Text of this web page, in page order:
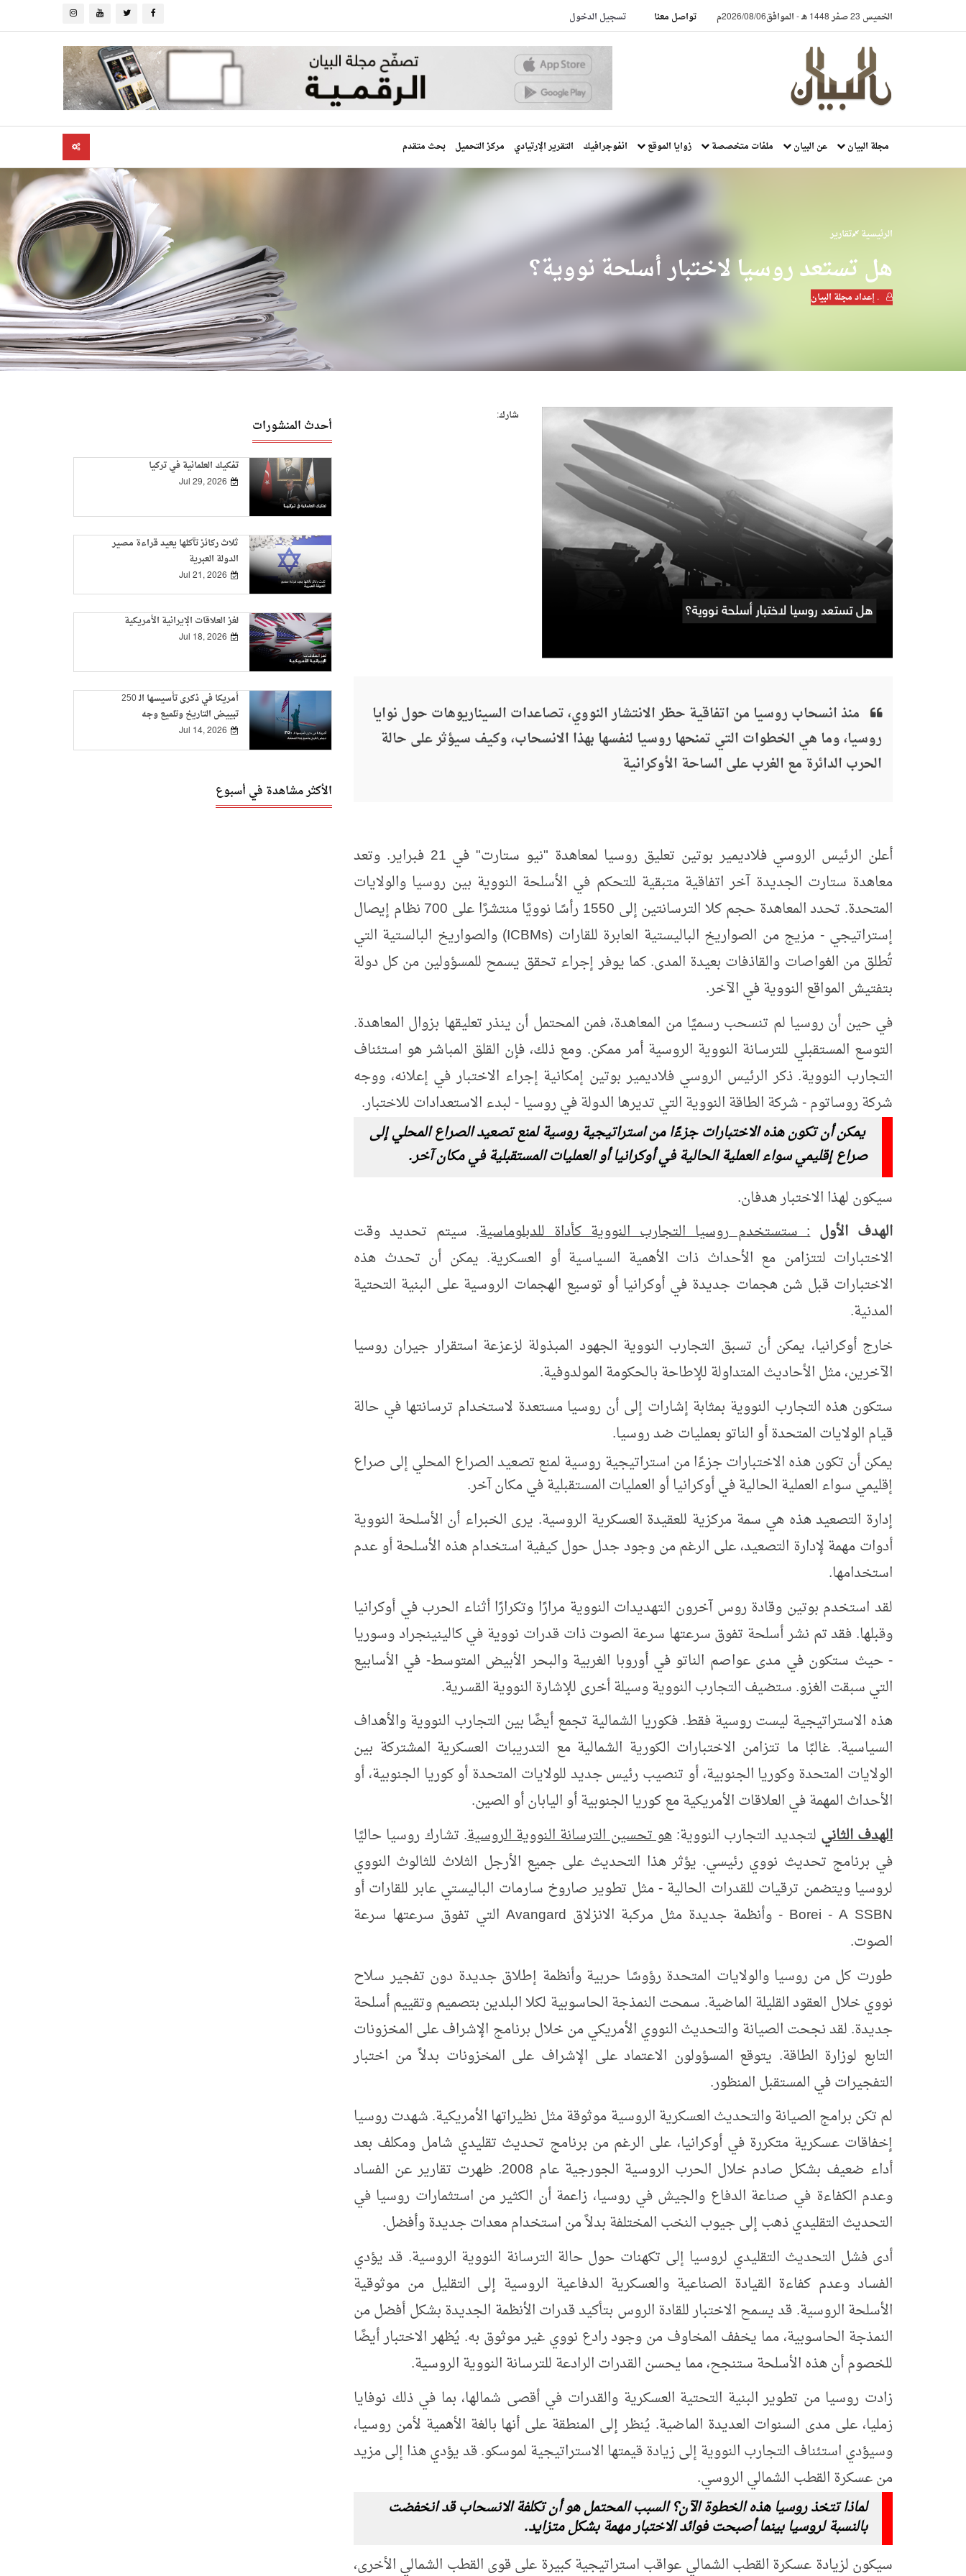
الخميس 23 صفر 1448 هـ -الموافق2026/08/06م تواصل معنا تسجيل الدخول
مجلة البيان عن البيان ملفات متخصصة زوايا الموقع انفوجرافيك التقرير الإرتيادي مركز التحميل بحث متقدم
الرئيسية تقارير
هل تستعد روسيا لاختبار أسلحة نووية؟
. إعداد مجلة البيان
شارك:
منذ انسحاب روسيا من اتفاقية حظر الانتشار النووي، تصاعدات السيناريوهات حول نوايا
روسيا، وما هي الخطوات التي تمنحها روسيا لنفسها بهذا الانسحاب، وكيف سيؤثر على حالة
الحرب الدائرة مع الغرب على الساحة الأوكرانية
أعلن الرئيس الروسي فلاديمير بوتين تعليق روسيا لمعاهدة "نيو ستارت" في 21 فبراير. وتعد
معاهدة ستارت الجديدة آخر اتفاقية متبقية للتحكم في الأسلحة النووية بين روسيا والولايات
المتحدة. تحدد المعاهدة حجم كلا الترسانتين إلى 1550 رأسًا نوويًا منتشرًا على 700 نظام إيصال
إستراتيجي - مزيج من الصواريخ الباليستية العابرة للقارات (ICBMs) والصواريخ البالستية التي
تُطلق من الغواصات والقاذفات بعيدة المدى. كما يوفر إجراء تحقق يسمح للمسؤولين من كل دولة
بتفتيش المواقع النووية في الآخر.
في حين أن روسيا لم تنسحب رسميًا من المعاهدة، فمن المحتمل أن ينذر تعليقها بزوال المعاهدة.
التوسع المستقبلي للترسانة النووية الروسية أمر ممكن. ومع ذلك، فإن القلق المباشر هو استئناف
التجارب النووية. ذكر الرئيس الروسي فلاديمير بوتين إمكانية إجراء الاختبار في إعلانه، ووجه
شركة روساتوم - شركة الطاقة النووية التي تديرها الدولة في روسيا - لبدء الاستعدادات للاختبار.
يمكن أن تكون هذه الاختبارات جزءًا من استراتيجية روسية لمنع تصعيد الصراع المحلي إلى
صراع إقليمي سواء العملية الحالية في أوكرانيا أو العمليات المستقبلية في مكان آخر.
سيكون لهذا الاختبار هدفان.
الهدف الأول : ستستخدم روسيا التجارب النووية كأداة للدبلوماسية. سيتم تحديد وقت
الاختبارات لتتزامن مع الأحداث ذات الأهمية السياسية أو العسكرية. يمكن أن تحدث هذه
الاختبارات قبل شن هجمات جديدة في أوكرانيا أو توسيع الهجمات الروسية على البنية التحتية
المدنية.
خارج أوكرانيا، يمكن أن تسبق التجارب النووية الجهود المبذولة لزعزعة استقرار جيران روسيا
الآخرين، مثل الأحاديث المتداولة للإطاحة بالحكومة المولدوفية.
ستكون هذه التجارب النووية بمثابة إشارات إلى أن روسيا مستعدة لاستخدام ترسانتها في حالة
قيام الولايات المتحدة أو الناتو بعمليات ضد روسيا.
يمكن أن تكون هذه الاختبارات جزءًا من استراتيجية روسية لمنع تصعيد الصراع المحلي إلى صراع
إقليمي سواء العملية الحالية في أوكرانيا أو العمليات المستقبلية في مكان آخر.
إدارة التصعيد هذه هي سمة مركزية للعقيدة العسكرية الروسية. يرى الخبراء أن الأسلحة النووية
أدوات مهمة لإدارة التصعيد، على الرغم من وجود جدل حول كيفية استخدام هذه الأسلحة أو عدم
استخدامها.
لقد استخدم بوتين وقادة روس آخرون التهديدات النووية مرارًا وتكرارًا أثناء الحرب في أوكرانيا
وقبلها. فقد تم نشر أسلحة تفوق سرعتها سرعة الصوت ذات قدرات نووية في كالينينجراد وسوريا
- حيث ستكون في مدى عواصم الناتو في أوروبا الغربية والبحر الأبيض المتوسط- في الأسابيع
التي سبقت الغزو. ستضيف التجارب النووية وسيلة أخرى للإشارة النووية القسرية.
هذه الاستراتيجية ليست روسية فقط. فكوريا الشمالية تجمع أيضًا بين التجارب النووية والأهداف
السياسية. غالبًا ما تتزامن الاختبارات الكورية الشمالية مع التدريبات العسكرية المشتركة بين
الولايات المتحدة وكوريا الجنوبية، أو تنصيب رئيس جديد للولايات المتحدة أو كوريا الجنوبية، أو
الأحداث المهمة في العلاقات الأمريكية مع كوريا الجنوبية أو اليابان أو الصين.
الهدف الثاني لتجديد التجارب النووية:هو تحسين الترسانة النووية الروسية. تشارك روسيا حاليًا
في برنامج تحديث نووي رئيسي. يؤثر هذا التحديث على جميع الأرجل الثلاث للثالوث النووي
لروسيا ويتضمن ترقيات للقدرات الحالية - مثل تطوير صاروخ سارمات الباليستي عابر للقارات أو
Borei - A SSBN - وأنظمة جديدة مثل مركبة الانزلاق Avangard التي تفوق سرعتها سرعة
الصوت.
طورت كل من روسيا والولايات المتحدة رؤوسًا حربية وأنظمة إطلاق جديدة دون تفجير سلاح
نووي خلال العقود القليلة الماضية. سمحت النمذجة الحاسوبية لكلا البلدين بتصميم وتقييم أسلحة
جديدة. لقد نجحت الصيانة والتحديث النووي الأمريكي من خلال برنامج الإشراف على المخزونات
التابع لوزارة الطاقة. يتوقع المسؤولون الاعتماد على الإشراف على المخزونات بدلاً من اختبار
التفجيرات في المستقبل المنظور.
لم تكن برامج الصيانة والتحديث العسكرية الروسية موثوقة مثل نظيراتها الأمريكية. شهدت روسيا
إخفاقات عسكرية متكررة في أوكرانيا، على الرغم من برنامج تحديث تقليدي شامل ومكلف بعد
أداء ضعيف بشكل صادم خلال الحرب الروسية الجورجية عام 2008. ظهرت تقارير عن الفساد
وعدم الكفاءة في صناعة الدفاع والجيش في روسيا، زاعمة أن الكثير من استثمارات روسيا في
التحديث التقليدي ذهب إلى جيوب النخب المختلفة بدلاً من استخدام معدات جديدة وأفضل.
أدى فشل التحديث التقليدي لروسيا إلى تكهنات حول حالة الترسانة النووية الروسية. قد يؤدي
الفساد وعدم كفاءة القيادة الصناعية والعسكرية الدفاعية الروسية إلى التقليل من موثوقية
الأسلحة الروسية. قد يسمح الاختبار للقادة الروس بتأكيد قدرات الأنظمة الجديدة بشكل أفضل من
النمذجة الحاسوبية، مما يخفف المخاوف من وجود رادع نووي غير موثوق به. يُظهر الاختبار أيضًا
للخصوم أن هذه الأسلحة ستنجح، مما يحسن القدرات الرادعة للترسانة النووية الروسية.
زادت روسيا من تطوير البنية التحتية العسكرية والقدرات في أقصى شمالها، بما في ذلك نوفايا
زمليا، على مدى السنوات العديدة الماضية. يُنظر إلى المنطقة على أنها بالغة الأهمية لأمن روسيا،
وسيؤدي استئناف التجارب النووية إلى زيادة قيمتها الاستراتيجية لموسكو. قد يؤدي هذا إلى مزيد
من عسكرة القطب الشمالي الروسي.
لماذا تتخذ روسيا هذه الخطوة الآن؟السبب المحتمل هو أن تكلفة الانسحاب قد انخفضت
بالنسبة لروسيا بينما أصبحت فوائد الاختبار مهمة بشكل متزايد.
سيكون لزيادة عسكرة القطب الشمالي عواقب استراتيجية كبيرة على قوى القطب الشمالي الأخرى،
أحدث المنشورات
تفكيك العلمانية في تركيا
Jul 29, 2026
ثلاث ركائز تآكلها يعيد قراءة مصير
الدولة العبرية
Jul 21, 2026
لغز العلاقات الإيرانية الأمريكية
Jul 18, 2026
أمريكا في ذكرى تأسيسها الـ 250
تبييض التاريخ وتلميع وجه
الاستعباد
Jul 14, 2026
الأكثر مشاهدة في أسبوع